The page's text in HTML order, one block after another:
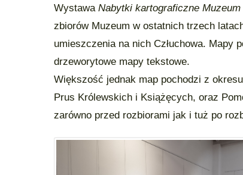
Wystawa Nabytki kartograficzne Muzeum
zbiorów Muzeum w ostatnich trzech
umieszczenia na nich Człuchowa. Mapy
drzeworytowe mapy tekstowe.
Większość jednak map pochodzi z
Prus Królewskich i Książęcych, oraz
zarówno przed rozbiorami jak i tuż po